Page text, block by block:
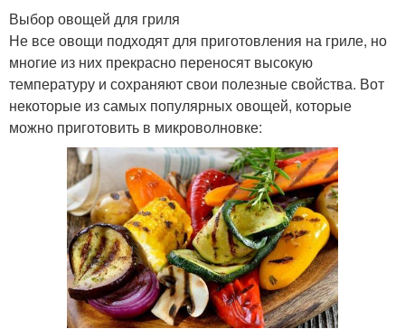
Выбор овощей для гриля
Не все овощи подходят для приготовления на гриле, но
многие из них прекрасно переносят высокую
температуру и сохраняют свои полезные свойства. Вот
некоторые из самых популярных овощей, которые
можно приготовить в микроволновке: